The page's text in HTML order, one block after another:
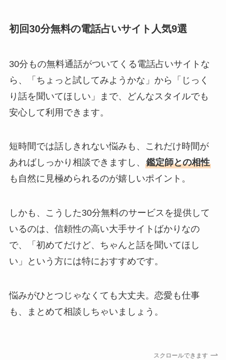
初回30分無料の電話占いサイト人気9選
30分もの無料通話がついてくる電話占いサイトな
ら、「ちょっと試してみようかな」から「じっく
り話を聞いてほしい」まで、どんなスタイルでも
安心して利用できます。
短時間では話しきれない悩みも、これだけ時間が
あればしっかり相談できますし、 鑑定師との相性
も自然に見極められるのが嬉しいポイント。
しかも、こうした30分無料のサービスを提供して
いるのは、信頼性の高い大手サイトばかりなの
で、「初めてだけど、ちゃんと話を聞いてほし
い」という方には特におすすめです。
悩みがひとつじゃなくても大丈夫。恋愛も仕事
も、まとめて相談しちゃいましょう。
スクロールできます